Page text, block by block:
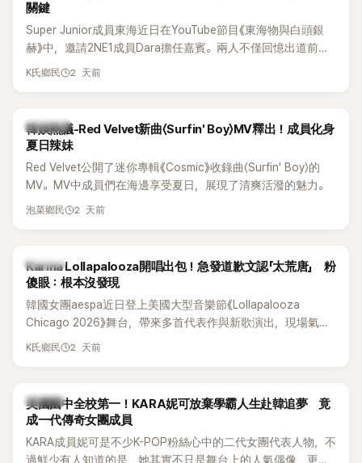
關鍵
Super Junior成員東海近日在YouTube節目《東海物與白頭銀
赫》中，邀請2NE1成員Dara擔任嘉賓。兩人不僅回憶出道前的
青澀往事，也首度聊起當年鬧得沸沸揚揚的緋聞，讓東海忍不
K氏鄉民 2 天前
熱議討論
韓娛熱議-Red Velvet新曲〈Surfin' Boy〉MV釋出！成員化身
夏日辣妹
Red Velvet公開了迷你專輯《Cosmic》收錄曲〈Surfin' Boy〉的
MV。MV中成員們在海邊享受夏日，展現了清爽活潑的魅力。
泡菜鄉民 2 天前
K-POP
Karina Lollapalooza開唱出包！急發道歉文認「太荒唐」 粉
傻眼：根本沒發現
韓國女團aespa近日登上美國大型音樂節《Lollapalooza
Chicago 2026》舞台，帶來多首代表作與新歌演出，現場氣氛
嗨翻。不過，成員Karina卻在演出後主動坦承，自己因為太緊
K氏鄉民 2 天前
K-POP
美國國中全校第一！KARA妮可放棄學霸人生赴韓追夢 竟
成一代傳奇女團成員
KARA成員妮可是不少K-POP粉絲心中的二代女團代表人物，不
過鮮少有人知道的是，她其實不只是舞台上的人氣偶像，更是